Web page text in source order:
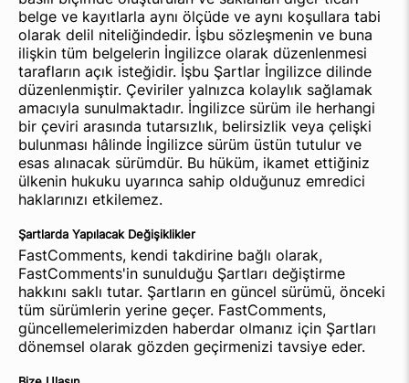
belge ve kayıtlarla aynı ölçüde ve aynı koşullara tabi
olarak delil niteliğindedir. İşbu sözleşmenin ve buna
ilişkin tüm belgelerin İngilizce olarak düzenlenmesi
tarafların açık isteğidir. İşbu Şartlar İngilizce dilinde
düzenlenmiştir. Çeviriler yalnızca kolaylık sağlamak
amacıyla sunulmaktadır. İngilizce sürüm ile herhangi
bir çeviri arasında tutarsızlık, belirsizlik veya çelişki
bulunması hâlinde İngilizce sürüm üstün tutulur ve
esas alınacak sürümdür. Bu hüküm, ikamet ettiğiniz
ülkenin hukuku uyarınca sahip olduğunuz emredici
haklarınızı etkilemez.
Şartlarda Yapılacak Değişiklikler
FastComments, kendi takdirine bağlı olarak,
FastComments'in sunulduğu Şartları değiştirme
hakkını saklı tutar. Şartların en güncel sürümü, önceki
tüm sürümlerin yerine geçer. FastComments,
güncellemelerimizden haberdar olmanız için Şartları
dönemsel olarak gözden geçirmenizi tavsiye eder.